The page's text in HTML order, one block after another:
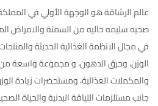
عالم الرشاقة هو الوجهة الأولي في
صحيه سليمه خاليه من السمنة والامراض
في مجال الانظمة الغذائية الحديثة
الوزن، وحرق الدهون، و مجموعة واسعة من
والمكملات الغذائية، ومستحضرات زيادة
جانب مستلزمات اللياقة البدنية والحياة